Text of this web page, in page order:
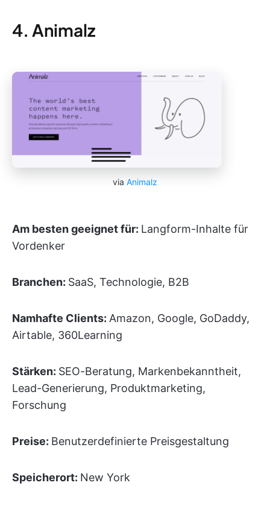
4. Animalz
via Animalz
Am besten geeignet für: Langform-Inhalte für
Vordenker
Branchen: SaaS, Technologie, B2B
Namhafte Clients: Amazon, Google, GoDaddy,
Airtable, 360Learning
Stärken: SEO-Beratung, Markenbekanntheit,
Lead-Generierung, Produktmarketing,
Forschung
Preise: Benutzerdefinierte Preisgestaltung
Speicherort: New York